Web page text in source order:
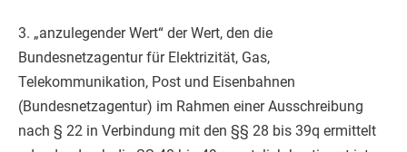
3. „anzulegender Wert“ der Wert, den die
Bundesnetzagentur für Elektrizität, Gas,
Telekommunikation, Post und Eisenbahnen
(Bundesnetzagentur) im Rahmen einer Ausschreibung
nach § 22 in Verbindung mit den §§ 28 bis 39q ermittelt